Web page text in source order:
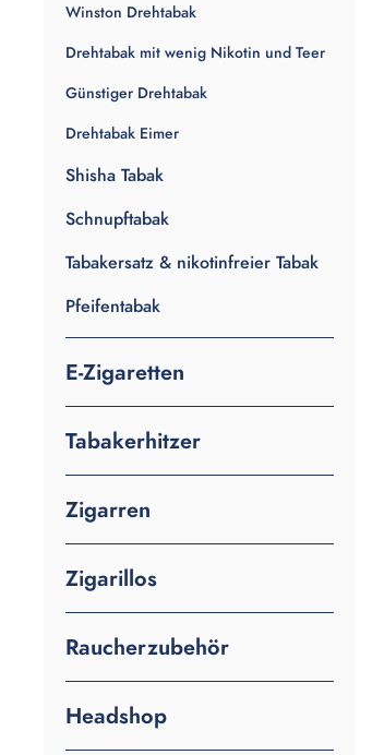
Winston Drehtabak
Drehtabak mit wenig Nikotin und Teer
Günstiger Drehtabak
Drehtabak Eimer
Shisha Tabak
Schnupftabak
Tabakersatz & nikotinfreier Tabak
Pfeifentabak
E-Zigaretten
Tabakerhitzer
Zigarren
Zigarillos
Raucherzubehör
Headshop